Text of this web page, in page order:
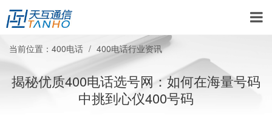
当前位置： 400电话 400电话行业资讯
揭秘优质400电话选号网：如何在海量号码
中挑到心仪400号码